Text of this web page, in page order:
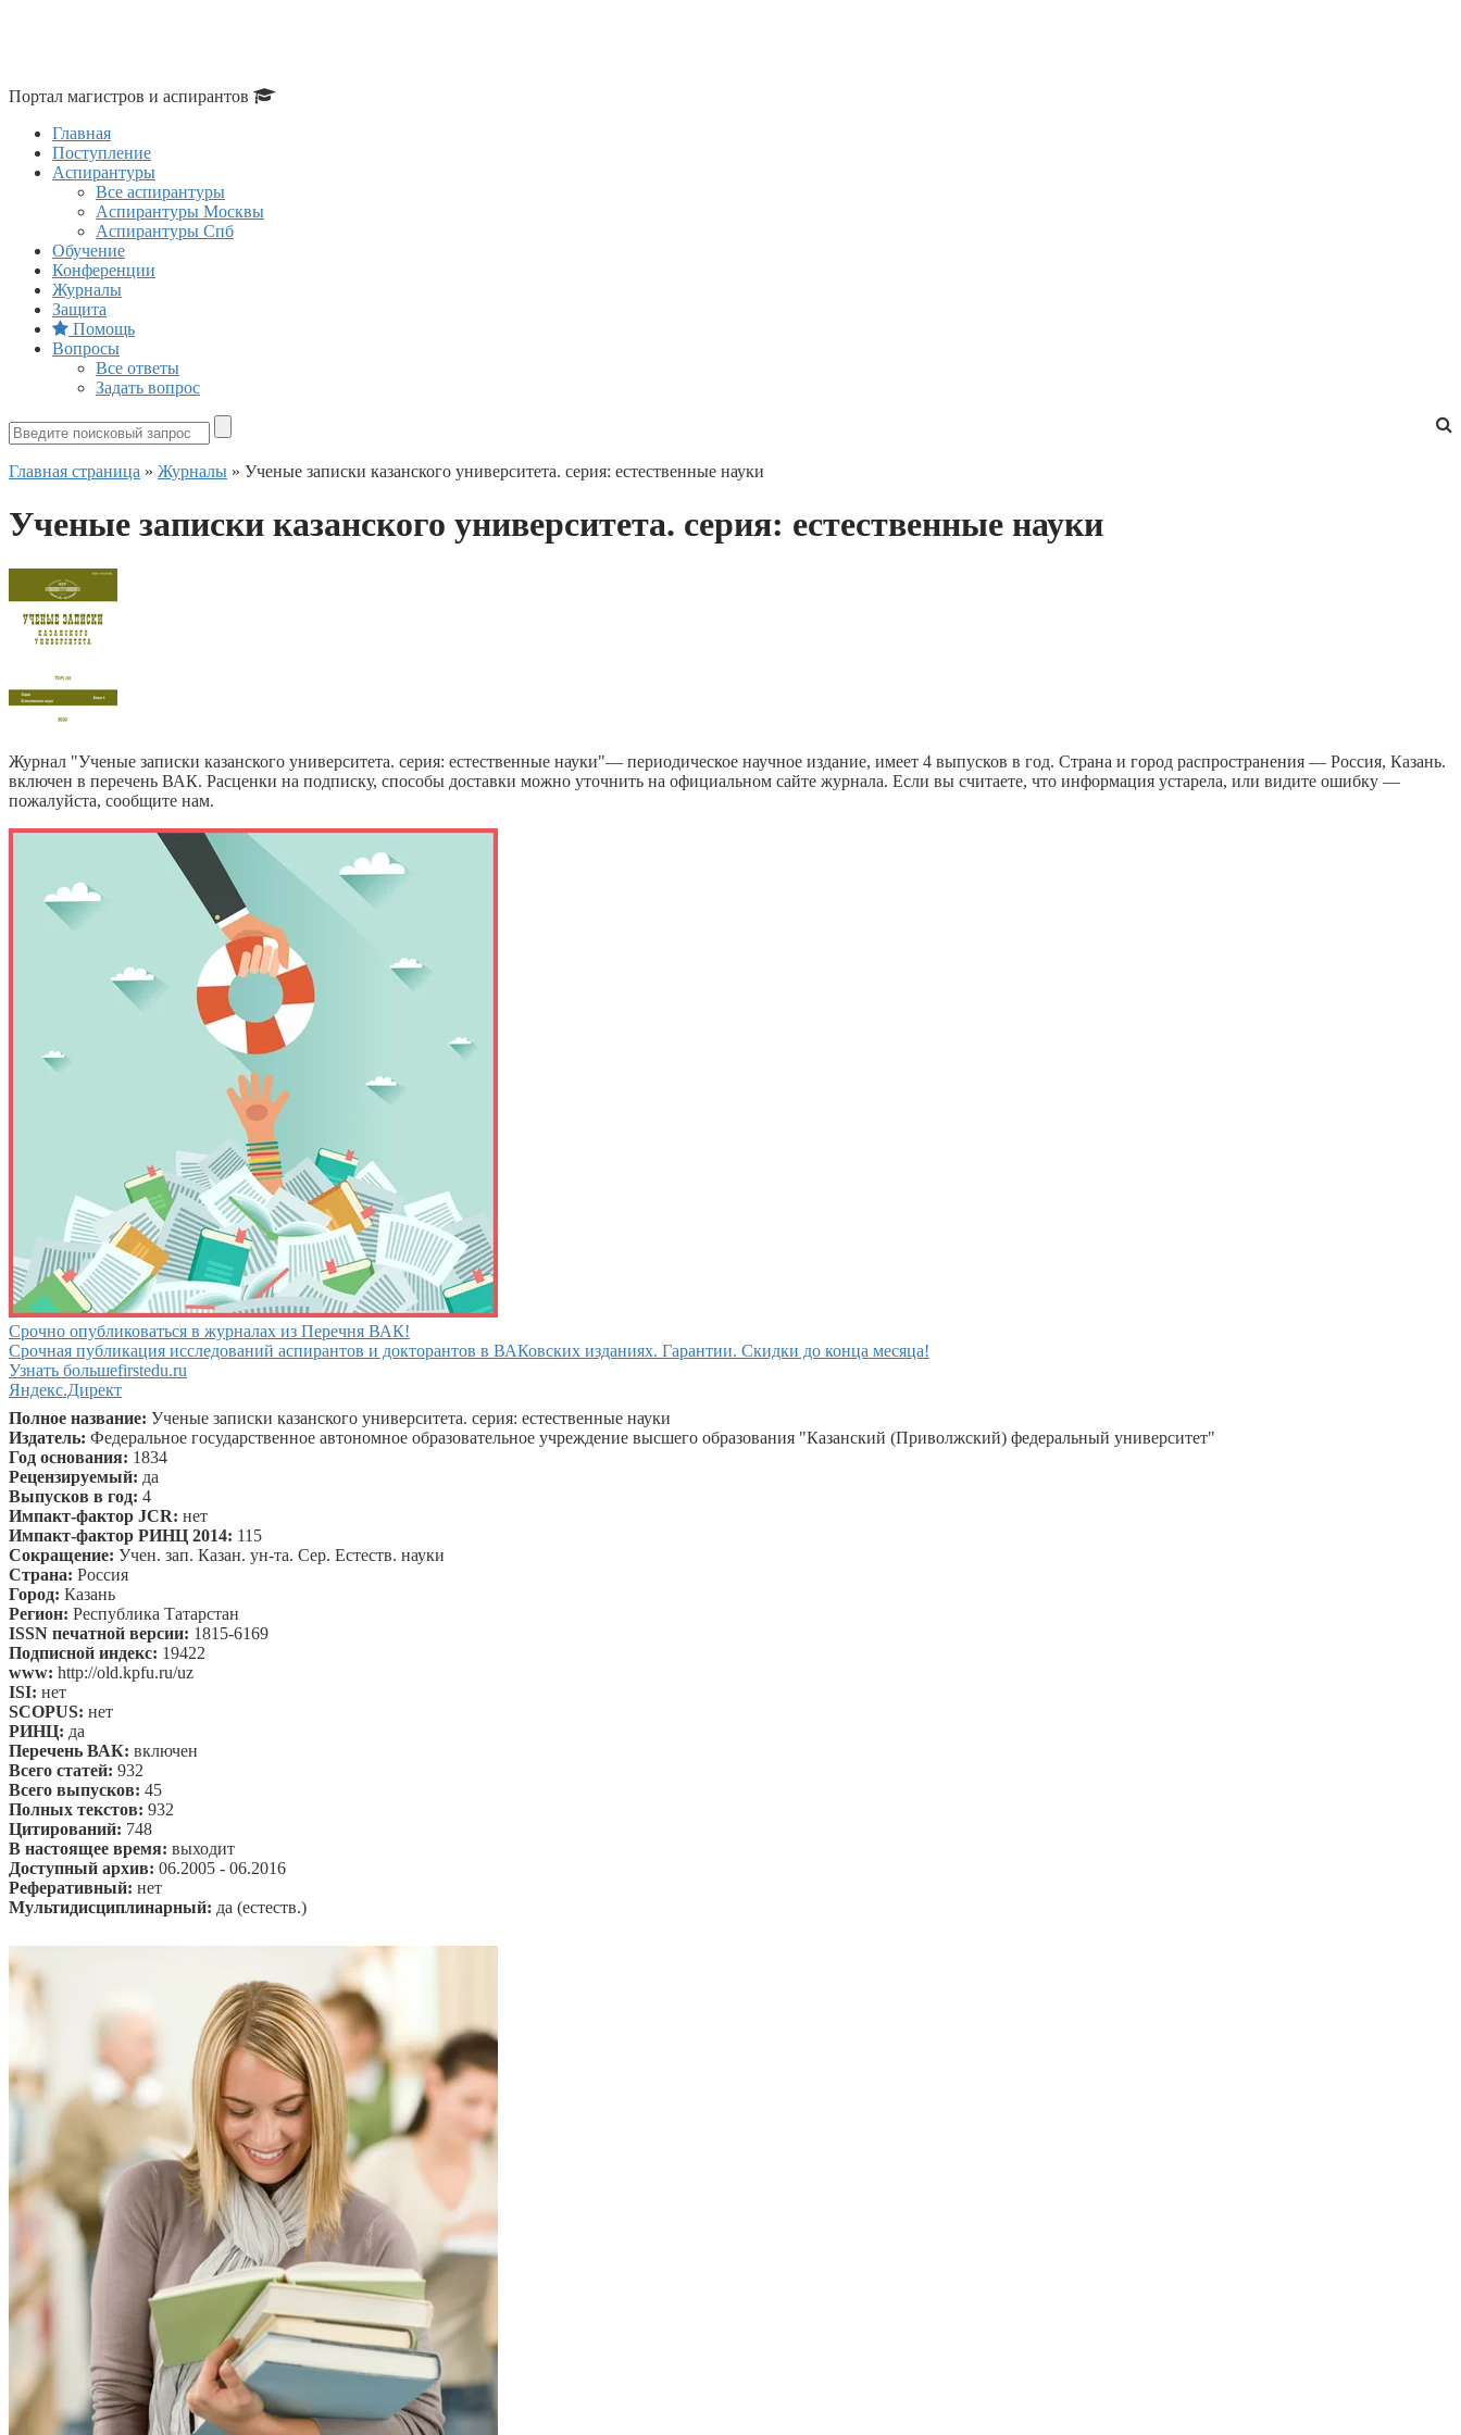
Портал магистров и аспирантов
Главная
Поступление
Аспирантуры
Все аспирантуры
Аспирантуры Москвы
Аспирантуры Спб
Обучение
Конференции
Журналы
Защита
Помощь
Вопросы
Все ответы
Задать вопрос
Главная страница » Журналы » Ученые записки казанского университета. серия: естественные науки
Ученые записки казанского университета. серия: естественные науки
Журнал "Ученые записки казанского университета. серия: естественные науки"— периодическое научное издание, имеет 4 выпусков в год. Страна и город распространения — Россия, Казань.
включен в перечень ВАК. Расценки на подписку, способы доставки можно уточнить на официальном сайте журнала. Если вы считаете, что информация устарела, или видите ошибку —
пожалуйста, сообщите нам.
Срочно опубликоваться в журналах из Перечня ВАК!
Срочная публикация исследований аспирантов и докторантов в ВАКовских изданиях. Гарантии. Скидки до конца месяца!
Узнать большеfirstedu.ru
Яндекс.Директ
Полное название: Ученые записки казанского университета. серия: естественные науки
Издатель: Федеральное государственное автономное образовательное учреждение высшего образования "Казанский (Приволжский) федеральный университет"
Год основания: 1834
Рецензируемый: да
Выпусков в год: 4
Импакт-фактор JCR: нет
Импакт-фактор РИНЦ 2014: 115
Сокращение: Учен. зап. Казан. ун-та. Сер. Естеств. науки
Страна: Россия
Город: Казань
Регион: Республика Татарстан
ISSN печатной версии: 1815-6169
Подписной индекс: 19422
www: http://old.kpfu.ru/uz
ISI: нет
SCOPUS: нет
РИНЦ: да
Перечень ВАК: включен
Всего статей: 932
Всего выпусков: 45
Полных текстов: 932
Цитирований: 748
В настоящее время: выходит
Доступный архив: 06.2005 - 06.2016
Реферативный: нет
Мультидисциплинарный: да (естеств.)